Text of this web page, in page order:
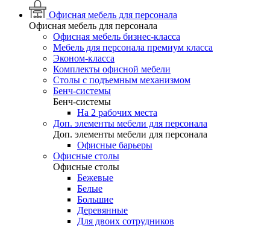
Офисная мебель для персонала
Офисная мебель для персонала
Офисная мебель бизнес-класса
Мебель для персонала премиум класса
Эконом-класса
Комплекты офисной мебели
Столы с подъемным механизмом
Бенч-системы
Бенч-системы
На 2 рабочих места
Доп. элементы мебели для персонала
Доп. элементы мебели для персонала
Офисные барьеры
Офисные столы
Офисные столы
Бежевые
Белые
Большие
Деревянные
Для двоих сотрудников